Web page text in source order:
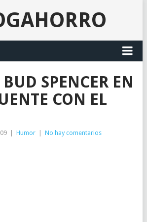
SPENCER EN
CON EL
Humor No hay comentarios